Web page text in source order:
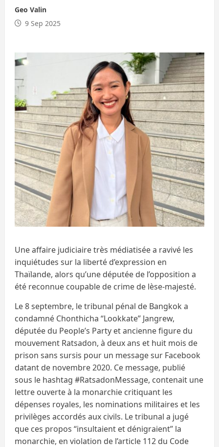
Geo Valin
9 Sep 2025
Une affaire judiciaire très médiatisée a ravivé les
inquiétudes sur la liberté d’expression en
Thaïlande, alors qu’une députée de l’opposition a
été reconnue coupable de crime de lèse-majesté.
Le 8 septembre, le tribunal pénal de Bangkok a
condamné Chonthicha “Lookkate” Jangrew,
députée du People’s Party et ancienne figure du
mouvement Ratsadon, à deux ans et huit mois de
prison sans sursis pour un message sur Facebook
datant de novembre 2020. Ce message, publié
sous le hashtag #RatsadonMessage, contenait une
lettre ouverte à la monarchie critiquant les
dépenses royales, les nominations militaires et les
privilèges accordés aux civils. Le tribunal a jugé
que ces propos “insultaient et dénigraient” la
monarchie, en violation de l’article 112 du Code